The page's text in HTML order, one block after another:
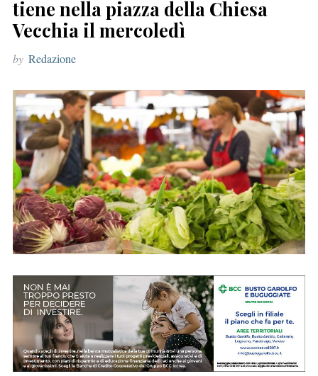
h
f
o
r
tiene nella piazza della Chiesa
Vecchia il mercoledì
by Redazione